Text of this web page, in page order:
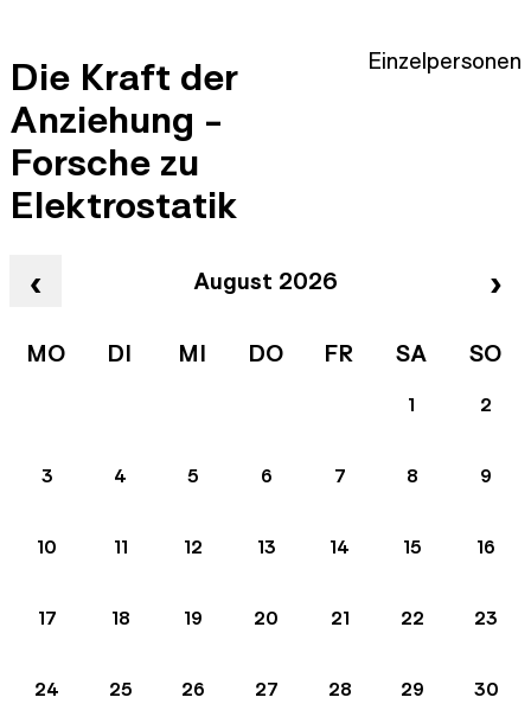
Die Kraft der
Anziehung -
Forsche zu
Elektrostatik
Einzelpersonen
‹ August 2026 ›
MO DI MI DO FR SA SO
1 2
3 4 5 6 7 8 9
10 11 12 13 14 15 16
17 18 19 20 21 22 23
24 25 26 27 28 29 30